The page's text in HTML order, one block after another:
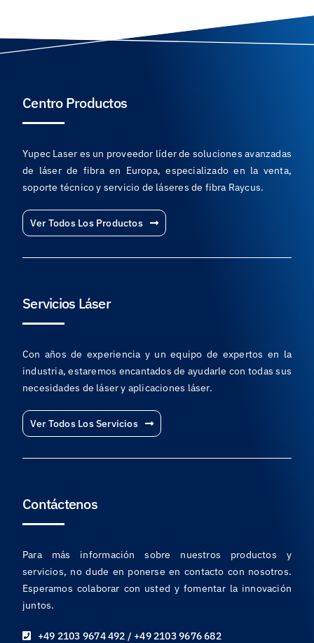
Centro Productos
Yupec Laser es un proveedor líder de soluciones avanzadas
de láser de fibra en Europa, especializado en la venta,
soporte técnico y servicio de láseres de fibra Raycus.
Ver Todos Los Productos
Servicios Láser
Con años de experiencia y un equipo de expertos en la
industria, estaremos encantados de ayudarle con todas sus
necesidades de láser y aplicaciones láser.
Ver Todos Los Servicios
Contáctenos
Para más información sobre nuestros productos y
servicios, no dude en ponerse en contacto con nosotros.
Esperamos colaborar con usted y fomentar la innovación
juntos.
+49 2103 9674 492 / +49 2103 9676 682